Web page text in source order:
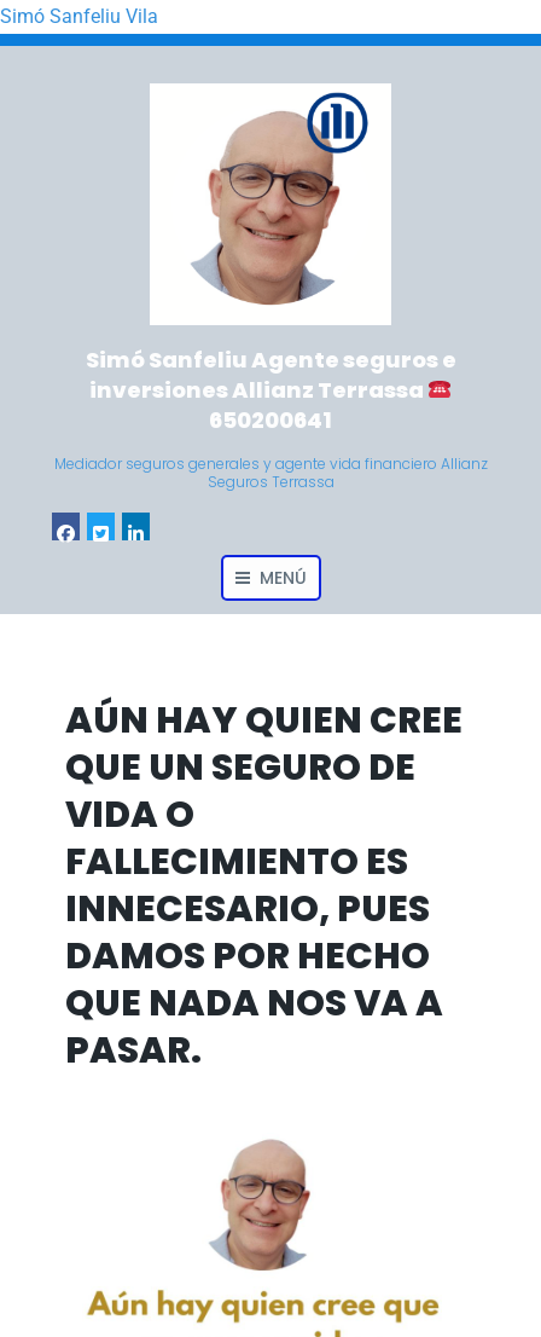
Simó Sanfeliu Vila
Saltar a la navegación principal
Saltar al contenido principal
Simó Sanfeliu Agente seguros e
inversiones Allianz Terrassa
650200641
Mediador seguros generales y agente vida financiero Allianz
Seguros Terrassa
MENÚ
AÚN HAY QUIEN CREE
QUE UN SEGURO DE
VIDA O
FALLECIMIENTO ES
INNECESARIO, PUES
DAMOS POR HECHO
QUE NADA NOS VA A
PASAR.